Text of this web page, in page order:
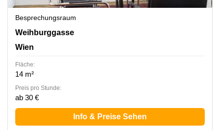
Besprechungsraum
Weihburggasse 21 / 13, Wien
Weihburggasse
Wien
Fläche:
14 m²
Preis pro Stunde:
ab 30 €
Info & Preise Sehen